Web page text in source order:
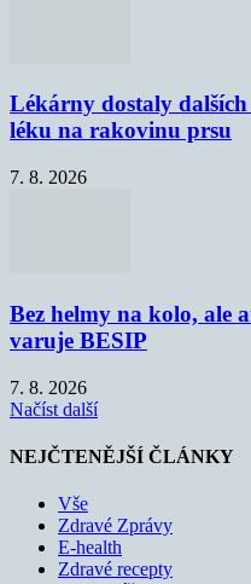
Lékárny dostaly
léku na rakovinu prsu
7. 8. 2026
Bez helmy na kolo, ale
varuje BESIP
7. 8. 2026
Načíst další
NEJČTENĚJŠÍ ČLÁNKY
Vše
Zdravé Zprávy
E-health
Zdravé recepty